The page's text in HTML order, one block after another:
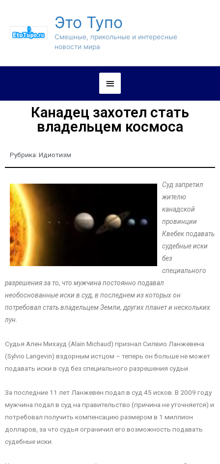
Это Тупо
Смешные, прикольные и интересные
новости мира
Канадец захотел стать
владельцем космоса
Рубрика: Идиотизм
Суд запретил
жителю
канадской
провинции
Квебек подавать
судебные иски
без
специального
разрешения за то, что мужчина постоянно подавал
необоснованные иски в суд, в последнем из которых он
потребовал стать владельцем Земли, других планет и нескольких
лун.
Судья Ален Михауд (Alain Michaud) признал Силвио Ланжевена
(Sylvio Langevin) вздорным истцом – теперь он больше не может
подавать иски в суд без специального разрешения судьи.
За последние 11 лет Ланжевен подал в суд 45 исков. В 2009 году
мужчина подал в суд на правительство (причина не уточняется) и
потребовал получить компенсацию размером в 1 миллион
долларов, за что судья ограничил его возможность подавать
судебные иски.